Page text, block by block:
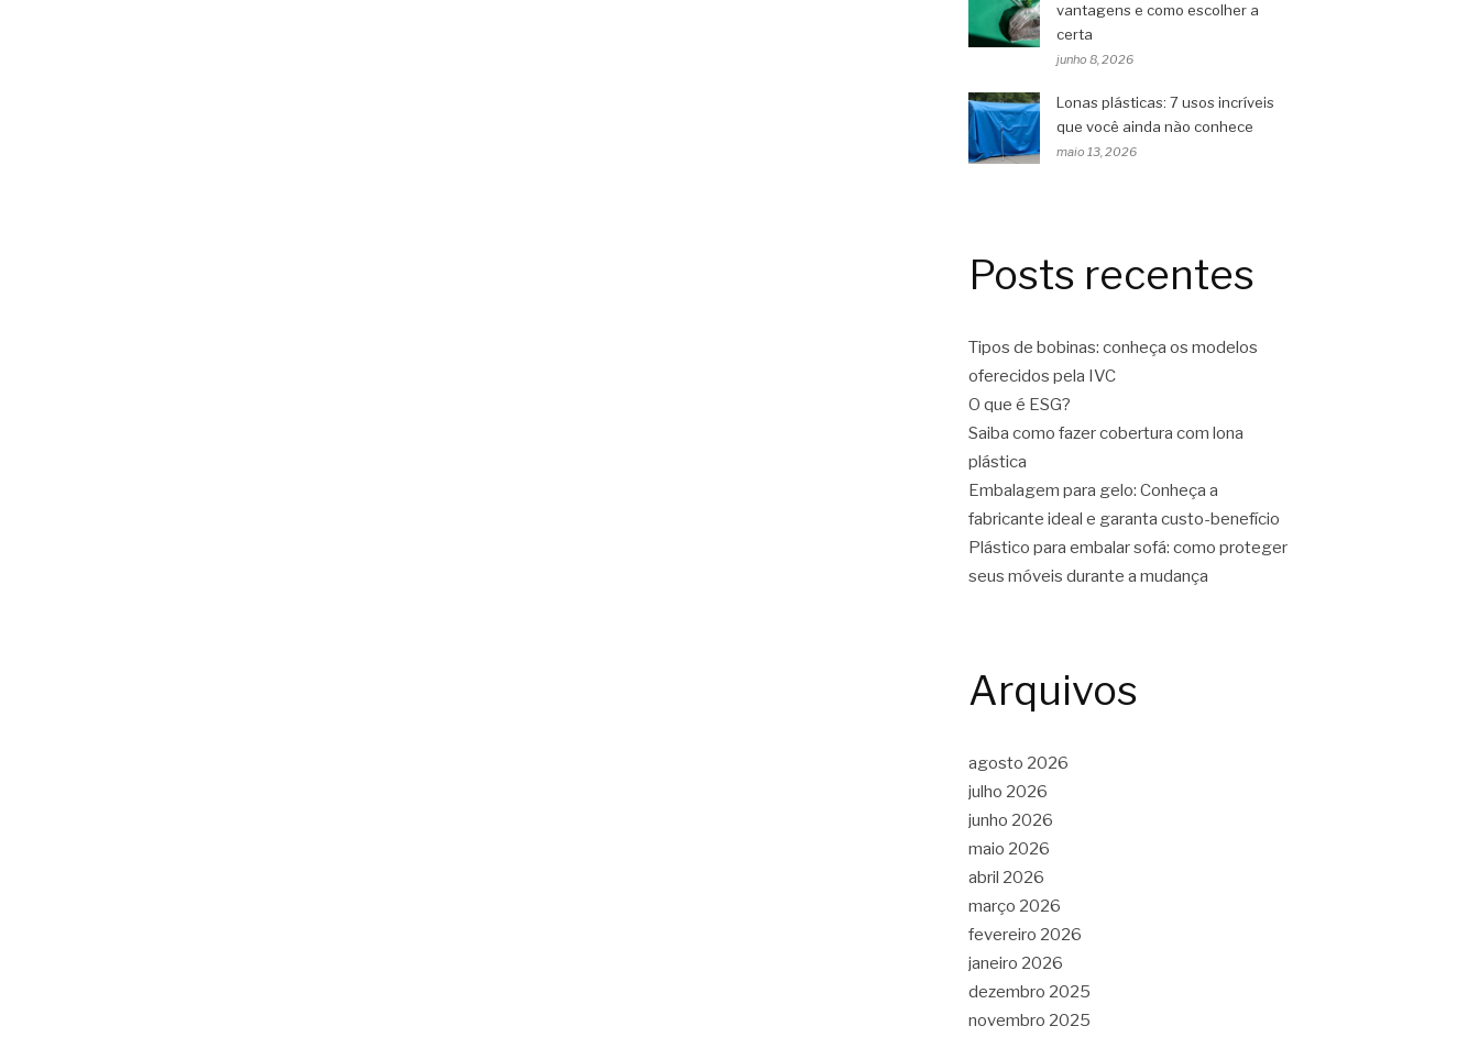
vantagens e como escolher a
certa
junho 8, 2026
Lonas plásticas: 7 usos incríveis
que você ainda não conhece
maio 13, 2026
Posts recentes
Tipos de bobinas: conheça os modelos
oferecidos pela IVC
O que é ESG?
Saiba como fazer cobertura com lona
plástica
Embalagem para gelo: Conheça a
fabricante ideal e garanta custo-benefício
Plástico para embalar sofá: como proteger
seus móveis durante a mudança
Arquivos
agosto 2026
julho 2026
junho 2026
maio 2026
abril 2026
março 2026
fevereiro 2026
janeiro 2026
dezembro 2025
novembro 2025